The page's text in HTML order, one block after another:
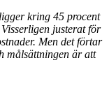
kring 45 procent
justerat för
Men det förtar
målsättningen är att